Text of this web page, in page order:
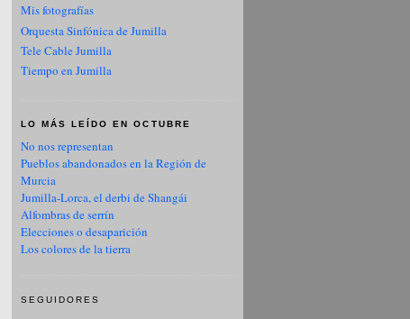
Mis fotografías
Orquesta Sinfónica de Jumilla
Tele Cable Jumilla
Tiempo en Jumilla
LO MÁS LEÍDO EN OCTUBRE
No nos representan
Pueblos abandonados en la Región de
Murcia
Jumilla-Lorca, el derbi de Shangái
Alfombras de serrín
Elecciones o desaparición
Los colores de la tierra
SEGUIDORES